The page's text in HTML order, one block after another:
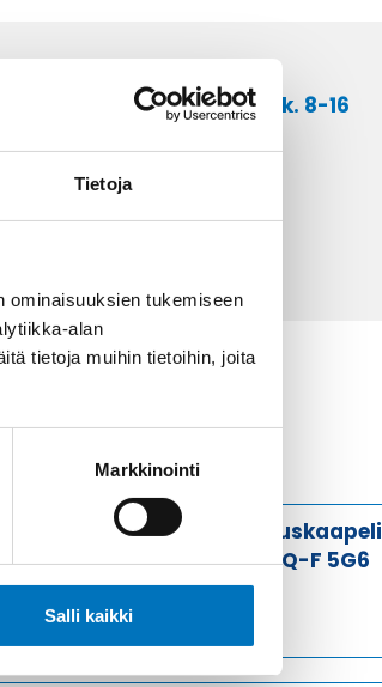
Tietoja
ominaisuuksien tukemiseen
alan
tietoja muihin tietoihin, joita
Markkinointi
Salli kaikki
asiakaspalveluumme ark. 8-16
Ohjauskaapeli
H07BQ-F 5G6